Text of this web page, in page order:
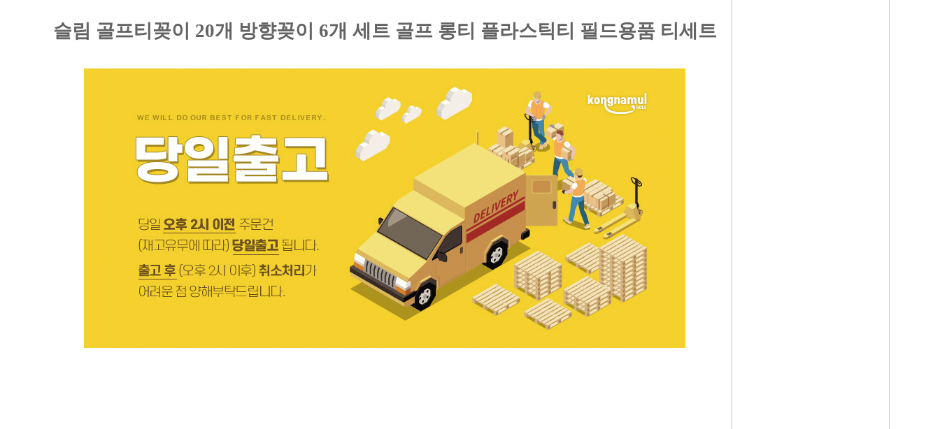
슬림 골프티꽂이 20개 방향꽂이 6개 세트 골프 롱티 플라스틱티 필드용품 티세트